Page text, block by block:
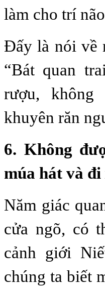
làm cho trí
Ðấy là nói về
“Bát quan
rượu,
khuyên răn
6. Không
múa hát và
Năm giác
cửa ngõ, có
cảnh giới
chúng ta biết